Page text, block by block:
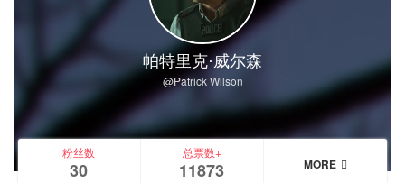
帕特里克·威尔森
@Patrick Wilson
粉丝数
30
总票数+
11873 MORE